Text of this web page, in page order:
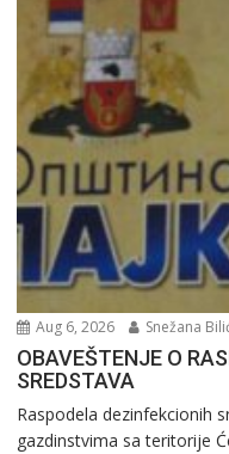
Aug 6, 2026 Snežana
OBAVEŠTENJE O
SREDSTAVA
Raspodela dezinfekcionih
gazdinstvima sa teritorije